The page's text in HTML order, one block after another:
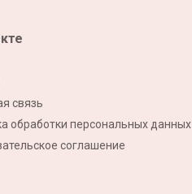
связь
обработки персональных данных
соглашение